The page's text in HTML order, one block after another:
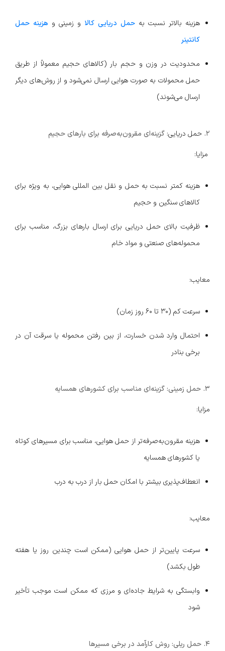
هزینه بالاتر نسبت به حمل دریایی کالا و زمینی و هزینه حمل
کانتینر
محدودیت در وزن و حجم بار (کالاهای حجیم معمولاً از طریق
حمل محمولات به صورت هوایی ارسال نمی‌شود و از روش‌های دیگر
ارسال می‌شوند)
۲. حمل دریایی: گزینه‌ای مقرون‌به‌صرفه برای بارهای حجیم
مزایا:
هزینه کمتر نسبت به حمل و نقل بین المللی هوایی، به ویژه برای
کالاهای سنگین و حجیم
ظرفیت بالای حمل دریایی برای ارسال بارهای بزرگ، مناسب برای
محموله‌های صنعتی و مواد خام
معایب:
سرعت کم (۳۰ تا ۶۰ روز زمان)
احتمال وارد شدن خسارت، از بین رفتن محموله یا سرقت آن در
برخی بنادر
۳. حمل زمینی: گزینه‌ای مناسب برای کشورهای همسایه
مزایا:
هزینه مقرون‌به‌صرفه‌تر از حمل هوایی، مناسب برای مسیرهای کوتاه
یا کشورهای همسایه
انعطاف‌پذیری بیشتر با امکان حمل بار از درب به درب
معایب:
سرعت پایین‌تر از حمل هوایی (ممکن است چندین روز یا هفته
طول بکشد)
وابستگی به شرایط جاده‌ای و مرزی که ممکن است موجب تأخیر
شود
۴. حمل ریلی: روش کارآمد در برخی مسیرها